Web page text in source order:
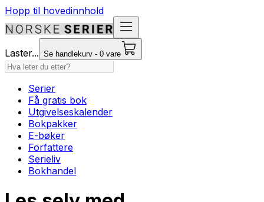
Hopp til hovedinnhold
Laster... Se handlekurv - 0 vare
Serier
Få gratis bok
Utgivelseskalender
Bokpakker
E-bøker
Forfattere
Serieliv
Bokhandel